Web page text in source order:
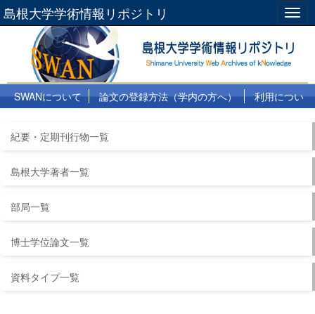
島根大学学術情報リポジトリ
SWANについて 論文の登録方法（学内の方へ）
利用につい
紀要・定期刊行物一覧
島根大学著者一覧
部局一覧
博士学位論文一覧
資料タイプ一覧